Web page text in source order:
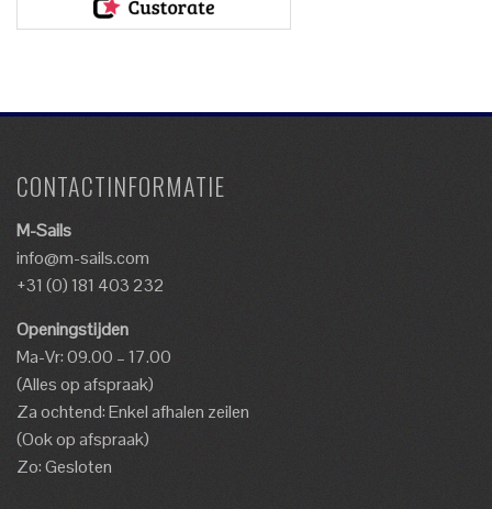
CONTACTINFORMATIE
M-Sails
info@m-sails.com
+31 (0) 181 403 232
Openingstijden
Ma-Vr: 09.00 – 17.00
(Alles op afspraak)
Za ochtend: Enkel afhalen zeilen
(Ook op afspraak)
Zo: Gesloten